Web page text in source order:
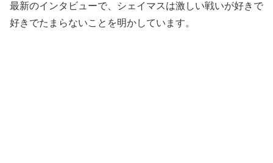
最新のインタビューで、シェイマスは激しい戦いが好きで
好きでたまらないことを明かしています。